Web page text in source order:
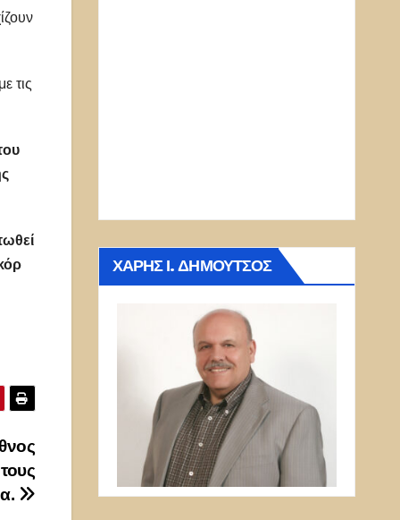
τις
ΧΆΡΗΣ Ι. ΔΗΜΟΎΤΣΟΣ